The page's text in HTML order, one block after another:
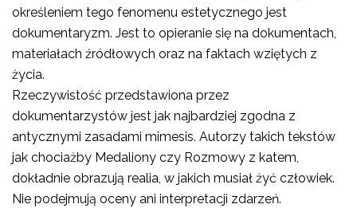
określeniem tego fenomenu estetycznego jest
dokumentaryzm. Jest to opieranie się na dokumentach,
materiałach źródłowych oraz na faktach wziętych z
życia.
Rzeczywistość przedstawiona przez
dokumentarzystów jest jak najbardziej zgodna z
antycznymi zasadami mimesis. Autorzy takich tekstów
jak chociażby Medaliony czy Rozmowy z katem,
dokładnie obrazują realia, w jakich musiał żyć człowiek.
Nie podejmują oceny ani interpretacji zdarzeń.